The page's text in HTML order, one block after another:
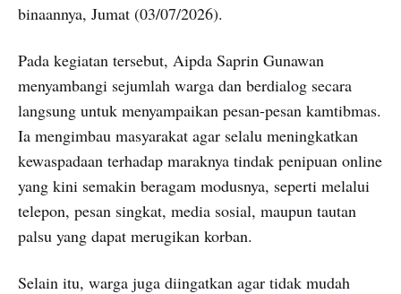
binaannya, Jumat (03/07/2026).
Pada kegiatan tersebut, Aipda Saprin Gunawan
menyambangi sejumlah warga dan berdialog secara
langsung untuk menyampaikan pesan-pesan kamtibmas.
Ia mengimbau masyarakat agar selalu meningkatkan
kewaspadaan terhadap maraknya tindak penipuan online
yang kini semakin beragam modusnya, seperti melalui
telepon, pesan singkat, media sosial, maupun tautan
palsu yang dapat merugikan korban.
Selain itu, warga juga diingatkan agar tidak mudah